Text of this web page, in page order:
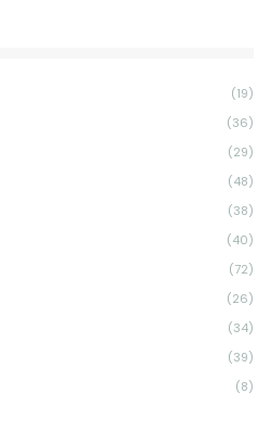
(19)
(36)
(29)
(48)
(38)
(40)
(72)
(26)
(34)
(39)
(8)